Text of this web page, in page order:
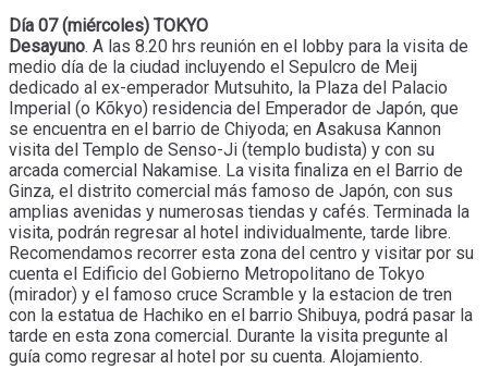
Día 07 (miércoles) TOKYO
Desayuno. A las 8.20 hrs reunión en el lobby para la visita de
medio día de la ciudad incluyendo el Sepulcro de Meij
dedicado al ex-emperador Mutsuhito, la Plaza del Palacio
Imperial (o Kõkyo) residencia del Emperador de Japón, que
se encuentra en el barrio de Chiyoda; en Asakusa Kannon
visita del Templo de Senso-Ji (templo budista) y con su
arcada comercial Nakamise. La visita finaliza en el Barrio de
Ginza, el distrito comercial más famoso de Japón, con sus
amplias avenidas y numerosas tiendas y cafés. Terminada la
visita, podrán regresar al hotel individualmente, tarde libre.
Recomendamos recorrer esta zona del centro y visitar por su
cuenta el Edificio del Gobierno Metropolitano de Tokyo
(mirador) y el famoso cruce Scramble y la estacion de tren
con la estatua de Hachiko en el barrio Shibuya, podrá pasar la
tarde en esta zona comercial. Durante la visita pregunte al
guía como regresar al hotel por su cuenta. Alojamiento.